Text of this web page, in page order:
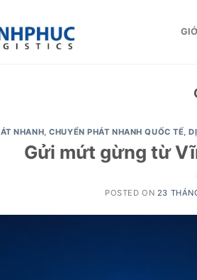
NHANH,CHUYỂN PHÁT NHANH QUỐC TẾ,
Gửi mứt gừng từ
POSTED ON 23